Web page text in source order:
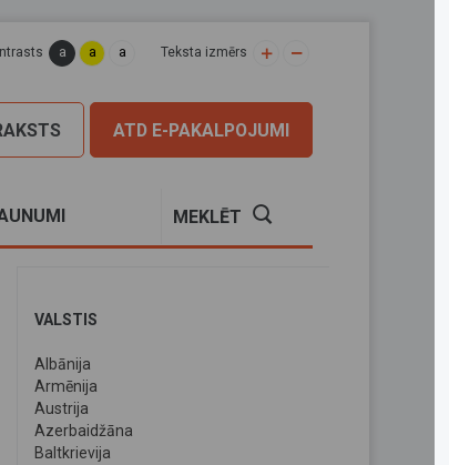
a a a Teksta izmērs
ATD E-PAKALPOJUMI
MEKLĒT
VALSTIS
Albānija
Armēnija
Austrija
Azerbaidžāna
Baltkrievija